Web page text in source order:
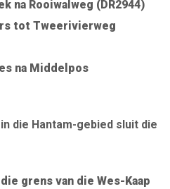
na Rooiwalweg (DR2944)
tot Tweerivierweg
na Middelpos
die Hantam-gebied sluit die
grens van die Wes-Kaap